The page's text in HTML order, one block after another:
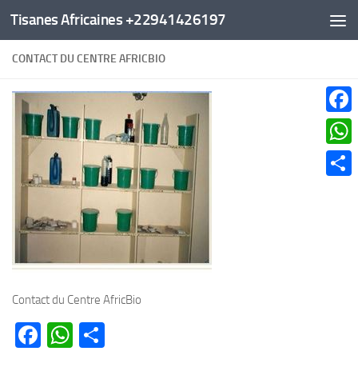
Au dessous du contenu
Tisanes Africaines +22941426197
CONTACT DU CENTRE AFRICBIO
Contact du Centre AfricBio
Facebook
WhatsApp